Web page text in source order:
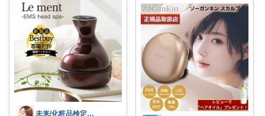
未来/化粧品検定１級💄40代〜美容